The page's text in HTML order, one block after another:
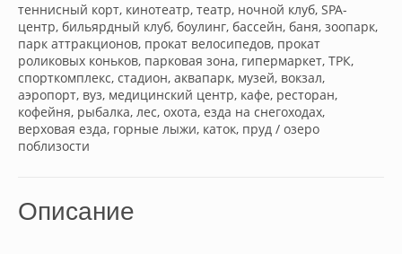
теннисный корт, кинотеатр, театр, ночной клуб, SPA-
центр, бильярдный клуб, боулинг, бассейн, баня, зоопарк,
парк аттракционов, прокат велосипедов, прокат
роликовых коньков, парковая зона, гипермаркет, ТРК,
спорткомплекс, стадион, аквапарк, музей, вокзал,
аэропорт, вуз, медицинский центр, кафе, ресторан,
кофейня, рыбалка, лес, охота, езда на снегоходах,
верховая езда, горные лыжи, каток, пруд / озеро
поблизости
Описание